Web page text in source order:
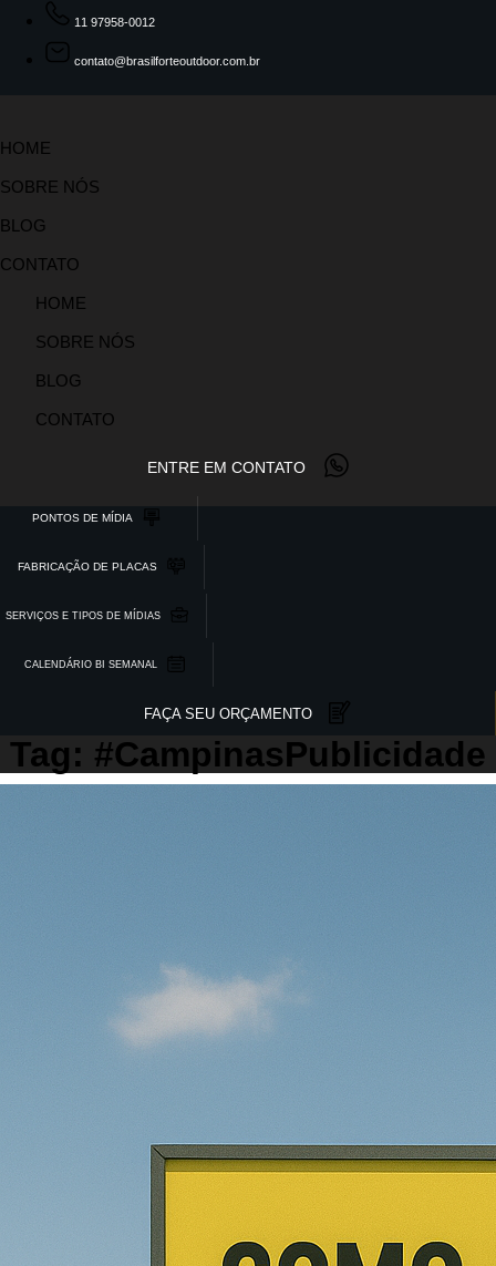
11 97958-0012
contato@brasilforteoutdoor.com.br
HOME
SOBRE NÓS
BLOG
CONTATO
HOME
SOBRE NÓS
BLOG
CONTATO
ENTRE EM CONTATO
PONTOS DE MÍDIA
FABRICAÇÃO DE PLACAS
SERVIÇOS E TIPOS DE MÍDIAS
CALENDÁRIO BI SEMANAL
FAÇA SEU ORÇAMENTO
Tag: #CampinasPublicidade